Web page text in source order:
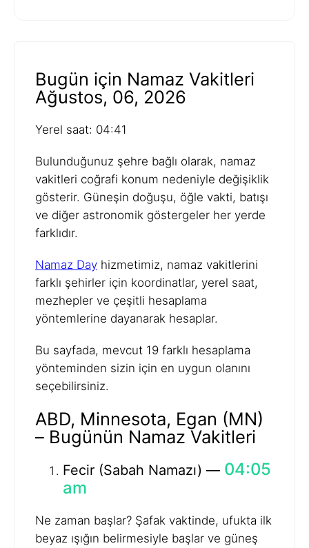
Bugün için Namaz Vakitleri
Ağustos, 06, 2026
Yerel saat: 04:41
Bulunduğunuz şehre bağlı olarak, namaz
vakitleri coğrafi konum nedeniyle değişiklik
gösterir. Güneşin doğuşu, öğle vakti, batışı
ve diğer astronomik göstergeler her yerde
farklıdır.
Namaz Day hizmetimiz, namaz vakitlerini
farklı şehirler için koordinatlar, yerel saat,
mezhepler ve çeşitli hesaplama
yöntemlerine dayanarak hesaplar.
Bu sayfada, mevcut 19 farklı hesaplama
yönteminden sizin için en uygun olanını
seçebilirsiniz.
ABD, Minnesota, Egan (MN)
– Bugünün Namaz Vakitleri
Fecir (Sabah Namazı) — 04:05
am
Ne zaman başlar? Şafak vaktinde, ufukta ilk
beyaz ışığın belirmesiyle başlar ve güneş